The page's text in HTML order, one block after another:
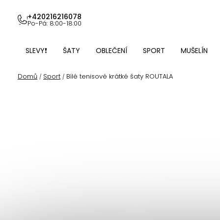
obsah
+420216216078
Po-Pá: 8:00-18:00
SLEVY❗ ŠATY OBLEČENÍ SPORT MUŠELÍN
Domů / Sport / Bílé tenisové krátké šaty ROUTALA